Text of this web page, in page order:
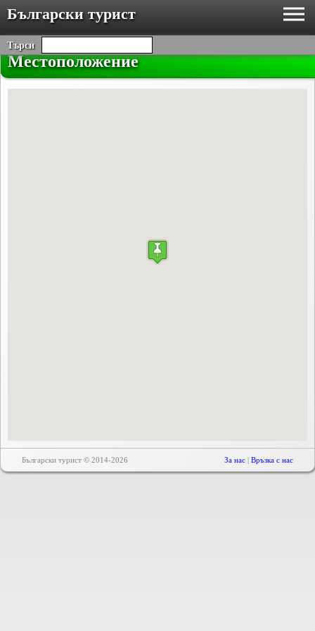
Български турист
Търси
Местоположение
Български турист © 2014-2026 За нас | Връзка с нас